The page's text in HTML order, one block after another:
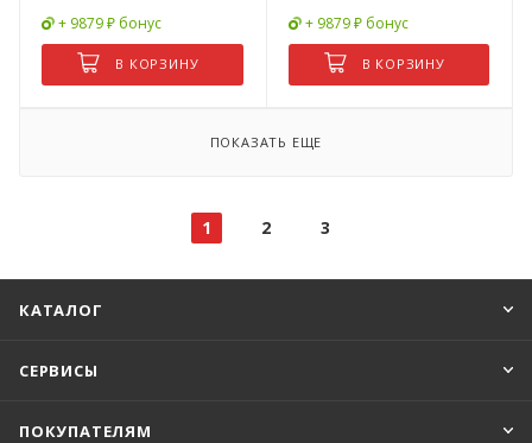
+ 9879 ₽ бонус
В КОРЗИНУ
+ 9879 ₽ бонус
В КОРЗИНУ
ПОКАЗАТЬ ЕЩЕ
1 2 3
КАТАЛОГ
СЕРВИСЫ
ПОКУПАТЕЛЯМ